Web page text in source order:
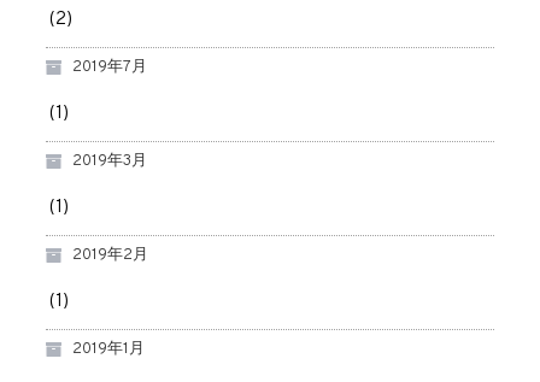
(2)
2019年7月
(1)
2019年3月
(1)
2019年2月
(1)
2019年1月